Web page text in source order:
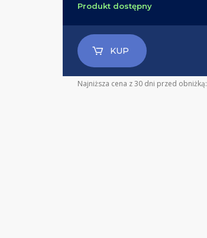
Produkt dostępny
KUP
Najniższa cena z 30 dni przed obniżką: